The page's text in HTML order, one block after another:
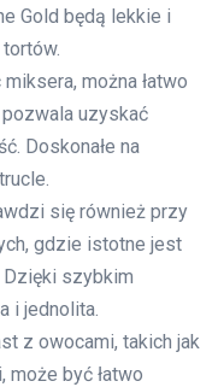
Gold będą lekkie i
można łatwo
uzyskać
Doskonałe na
się również przy
gdzie istotne jest
Dzięki szybkim
i jednolita.
z owocami, takich jak
być łatwo